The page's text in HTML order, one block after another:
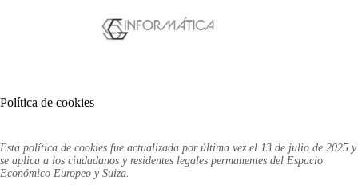
Política de cookies
Esta política de cookies fue actualizada por última vez el 13 de julio de 2025 y
se aplica a los ciudadanos y residentes legales permanentes del Espacio
Económico Europeo y Suiza.